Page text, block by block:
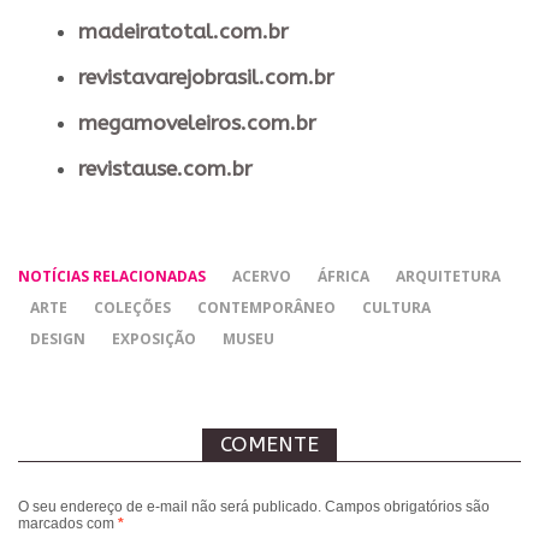
madeiratotal.com.br
revistavarejobrasil.com.br
megamoveleiros.com.br
revistause.com.br
NOTÍCIAS RELACIONADAS ACERVO ÁFRICA
ARQUITETURA
ARTE
COLEÇÕES CONTEMPORÂNEO
CULTURA
DESIGN
EXPOSIÇÃO MUSEU
COMENTE
O seu endereço de e-mail não será publicado. Campos obrigatórios são
marcados com *